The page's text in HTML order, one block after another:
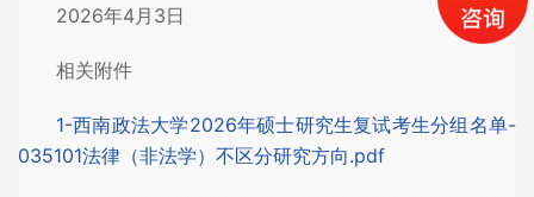
2026年4月3日
相关附件
1-西南政法大学2026年硕士研究生复试考生分组名单-
035101法律（非法学）不区分研究方向.pdf